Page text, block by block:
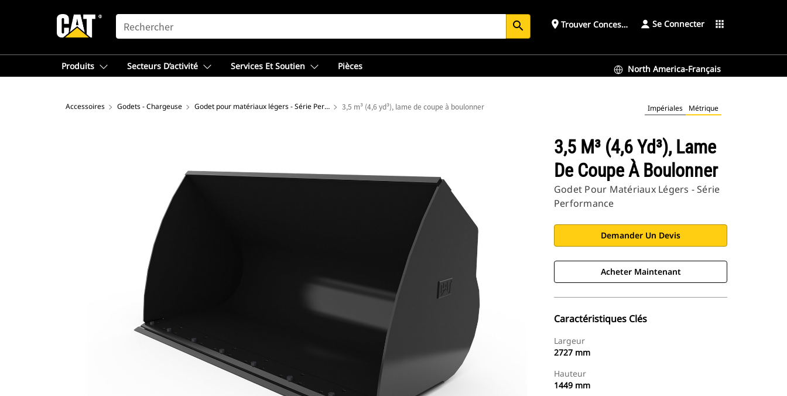
SEARCH search place Trouver ConcessionnaireSe Connecter apps
Produits Secteurs D’activité Services Et Soutien Pièces North America-Français
Accessoires Godets - Chargeuse Godet pour matériaux légers - Série Performance 3,5 m³ (4,6 yd³), lame de coupe à boulonner Impériales Métrique
3,5 M³ (4,6 Yd³), Lame
De Coupe À Boulonner
Godet Pour Matériaux Légers - Série
Performance
Demander Un Devis
Acheter Maintenant
Caractéristiques Clés
Largeur
2727 mm
Hauteur
1449 mm